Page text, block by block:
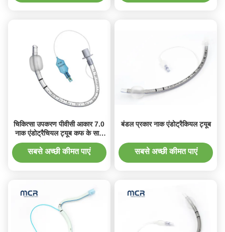
चिकित्सा उपकरण पीवीसी आकार 7.0
नाक एंडोट्रैचियल ट्यूब कफ के साथ
या कफ के बिना
सबसे अच्छी कीमत पाएं
बंडल प्रकार नाक एंडोट्रैकियल ट्यूब
सबसे अच्छी कीमत पाएं